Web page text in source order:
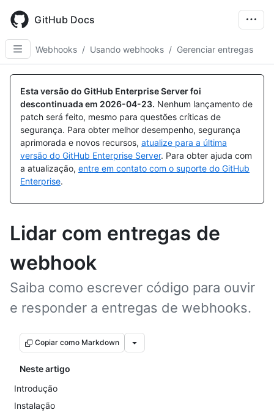
main
content
GitHub Docs
Webhooks / Usando webhooks / Gerenciar entregas
Esta versão do GitHub Enterprise Server foi
descontinuada em 2026-04-23. Nenhum lançamento de
patch será feito, mesmo para questões críticas de
segurança. Para obter melhor desempenho, segurança
aprimorada e novos recursos, atualize para a última
versão do GitHub Enterprise Server. Para obter ajuda com
a atualização, entre em contato com o suporte do GitHub
Enterprise.
Lidar com entregas de
webhook
Saiba como escrever código para ouvir
e responder a entregas de webhooks.
Copiar como Markdown
Neste artigo
Introdução
Instalação